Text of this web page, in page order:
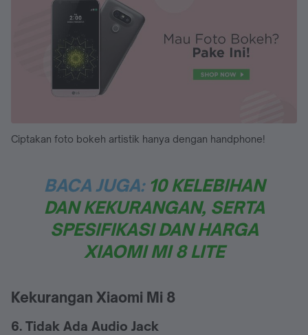
Ciptakan foto bokeh artistik hanya dengan handphone!
BACA JUGA: 10 KELEBIHAN
DAN KEKURANGAN, SERTA
SPESIFIKASI DAN HARGA
XIAOMI MI 8 LITE
Kekurangan Xiaomi Mi 8
6. Tidak Ada Audio Jack